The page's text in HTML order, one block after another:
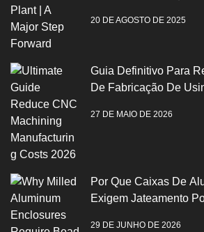
20 DE AGOSTO DE 2025
Guia Definitivo Para
De Fabricação De
27 DE MAIO DE 2026
Por Que Caixas De
Exigem Jateamento
29 DE JUNHO DE 2026